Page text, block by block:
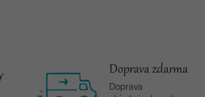
Doprava zdarma
Doprava